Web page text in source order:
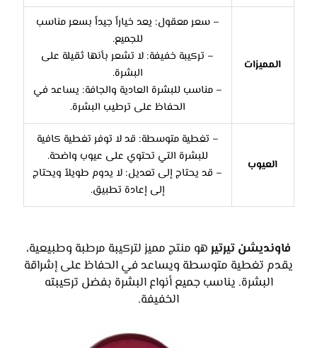
المميزات
– سعر معقول: يعد خياراً جيداً بسعر مناسب
للجميع.
– تركيبة خفيفة: لا تشعر بأنها ثقيلة على
البشرة.
– مناسب للبشرة العادية والجافة: يساعد في
الحفاظ على ترطيب البشرة.
العيوب
– تغطية متوسطة: قد لا توفر تغطية كافية
للبشرة التي تحتوي على عيوب واضحة.
– قد يحتاج إلى تعديل: لا يدوم طويلاً ويحتاج
إلى إعادة تطبيق.
فاونديشن تيرتيرهو منتج مميز لتركيبة مرطبة وطبيعية،
يقدم تغطية متوسطة ويساعد في الحفاظ على إشراقة
البشرة. يناسب جميع أنواع البشرة بفضل تركيبته
الخفيفة.